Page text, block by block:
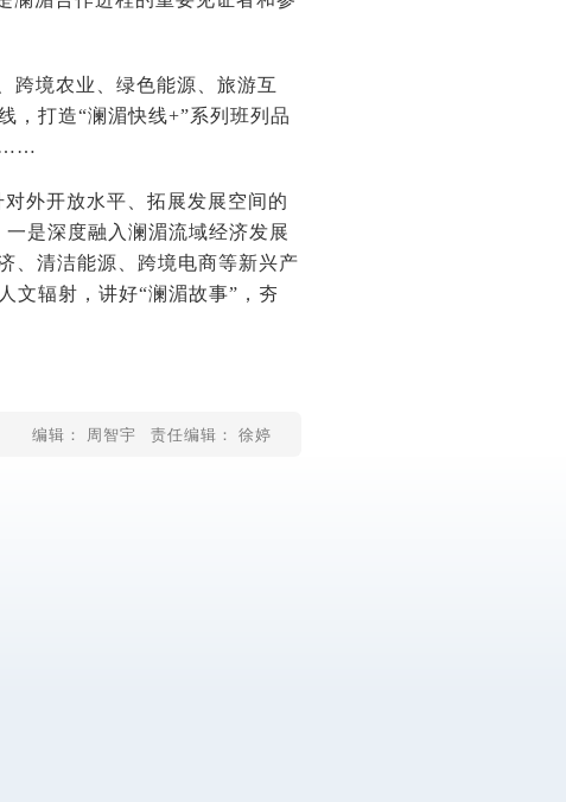
跨境农业、绿色能源、旅游互
，打造“澜湄快线+”系列班列品
外开放水平、拓展发展空间的
是深度融入澜湄流域经济发展
、清洁能源、跨境电商等新兴产
文辐射，讲好“澜湄故事”，夯
编辑： 周智宇 责任编辑： 徐婷